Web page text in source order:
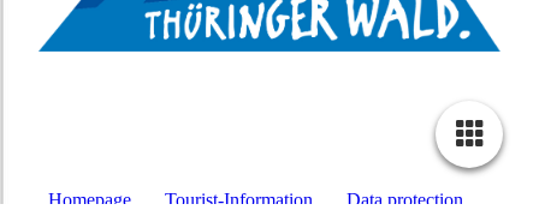
Homepage Tourist-Information
Data protection